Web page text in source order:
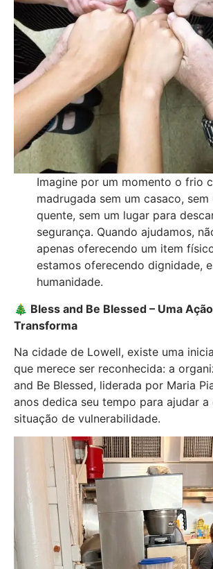
Imagine por um momento o frio
madrugada sem um casaco, sem
quente, sem um lugar para
segurança. Quando ajudamos,
apenas oferecendo um item
estamos oferecendo dignidade,
humanidade.
🎄 Bless and Be Blessed – Uma
Transforma
Na cidade de Lowell, existe uma
que merece ser reconhecida: a
and Be Blessed, liderada por Maria
anos dedica seu tempo para ajudar a
situação de vulnerabilidade.